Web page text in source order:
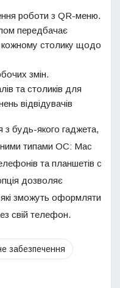
роботи з QR-меню.
передбачає
кожному столику щодо
змін.
та столиків для
відвідувачів
з будь-якого гаджета,
типами ОС: Mac
та планшетів с
дозволяє
які зможуть оформляти
свій телефон.
забезпечення